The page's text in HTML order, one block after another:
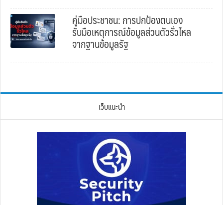
คู่มือประชาชน: การปกป้องตนเอง
รับมือเหตุการณ์ข้อมูลส่วนตัวรั่วไหล
จากฐานข้อมูลรัฐ
เว็บแนะนำ